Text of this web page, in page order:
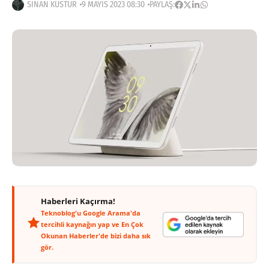
SINAN KÜSTÜR 9 MAYIS 2023 08:30 PAYLAŞ:
Haberleri Kaçırma!
Teknoblog'u Google Arama'da
tercihli kaynağın yap ve En Çok
Okunan Haberler'de bizi daha sık
gör.